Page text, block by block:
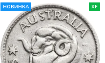
НОВИНКА XF